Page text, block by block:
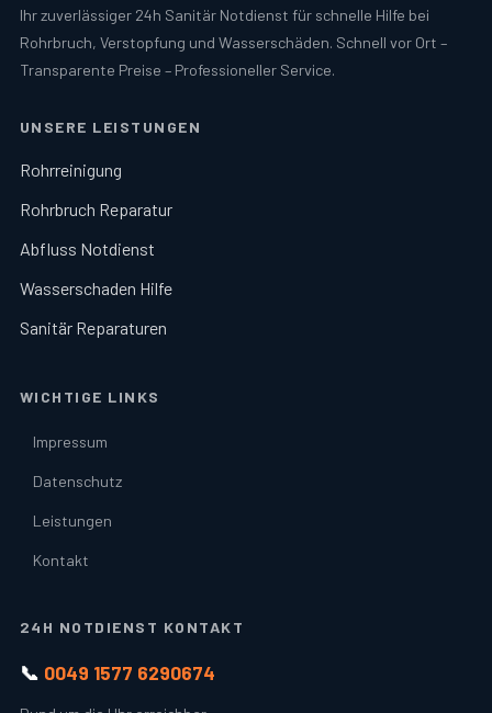
Ihr zuverlässiger 24h Sanitär Notdienst für schnelle Hilfe bei
Rohrbruch, Verstopfung und Wasserschäden. Schnell vor Ort –
Transparente Preise – Professioneller Service.
UNSERE LEISTUNGEN
Rohrreinigung
Rohrbruch Reparatur
Abfluss Notdienst
Wasserschaden Hilfe
Sanitär Reparaturen
WICHTIGE LINKS
Impressum
Datenschutz
Leistungen
Kontakt
24H NOTDIENST KONTAKT
📞 0049 1577 6290674